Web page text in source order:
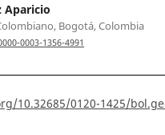
Aparicio
Bogotá, Colombia
0003-1356-4991
10.32685/0120-1425/